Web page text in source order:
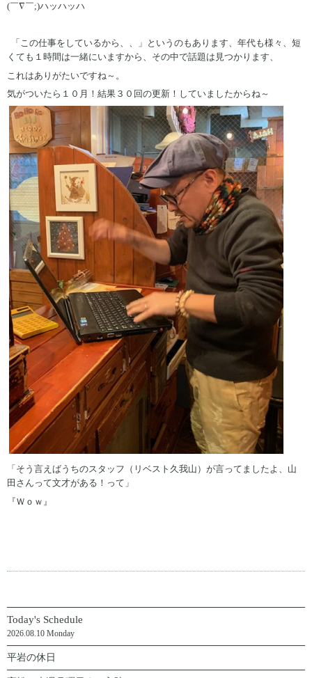
(￣∇￣;)ハッハッハ
「この仕事をしているから、、」というのもあります、年代も様々、短
くても１時間は一緒にいますから、その中で話題は見つかります、
これはありがたいですね～。
気がついたら１０月！結果３０回の更新！していましたからね～
「そう言えばうちのスタッフ（リベスト久我山）が言ってましたよ、山
田さんって文才がある！って」
『Ｗｏｗ』
Today's Schedule
2026.08.10 Monday
平岩の休日